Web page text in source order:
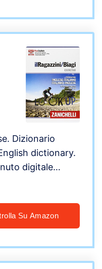
Dizionario
dictionary.
digitale
Su Amazon